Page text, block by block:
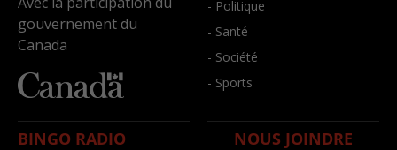
gouvernement du
Canada
- Politique
- Santé
- Société
- Sports
BINGO RADIO NOUS JOINDRE